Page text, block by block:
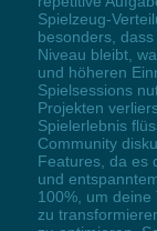
Spielzeug-
besonders,
Niveau bleibt,
und höheren
Spielsessions
Projekten
Spielerlebnis
Community
Features, da es
und
100%, um
zu